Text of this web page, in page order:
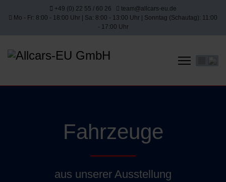
+49 (0) 22 55 / 60 26
team@allcars-eu.de
Mo - Fr: 8:00 - 18:00 Uhr | Sa: 8:00 - 13:00 Uhr | Sonntag (Schautag): 11:00
- 17:00 Uhr
Fahrzeuge
aus unserer Ausstellung